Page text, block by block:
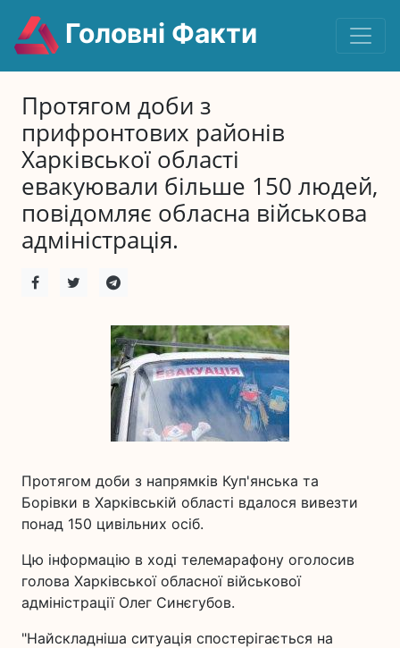
Головні Факти
Протягом доби з
прифронтових районів
Харківської області
евакуювали більше 150 людей,
повідомляє обласна військова
адміністрація.
Протягом доби з напрямків Куп'янська та
Борівки в Харківській області вдалося вивезти
понад 150 цивільних осіб.
Цю інформацію в ході телемарафону оголосив
голова Харківської обласної військової
адміністрації Олег Синєгубов.
"Найскладніша ситуація спостерігається на